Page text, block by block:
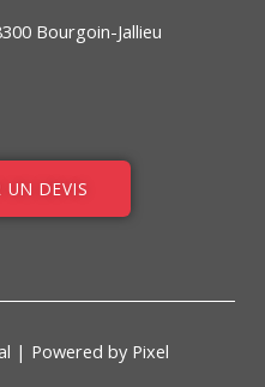
Bourgoin-Jallieu
UN DEVIS
| Powered by Pixel